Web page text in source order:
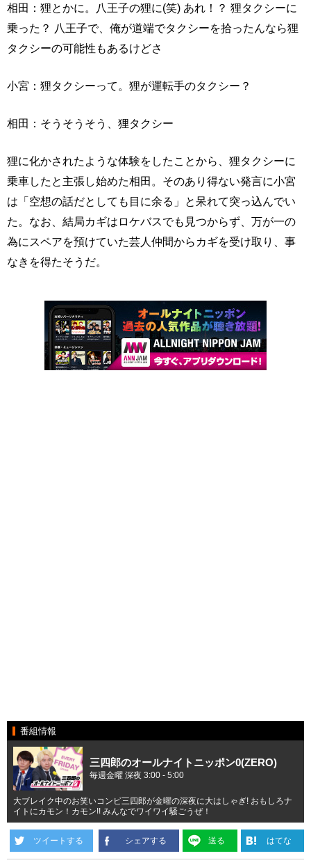
相田：狸とかに。八王子の狸に(笑) あれ！？ 狸タクシーに
乗った？ 八王子で、俺が道端でタクシーを拾ったんなら狸
タクシーの可能性もあるけどさ
小宮：狸タクシーって。狸が運転手のタクシー？
相田：そうそうそう、狸タクシー
狸に化かされたような体験をしたことから、狸タクシーに
乗車したと主張し始めた相田。そのあり得ない発言に小宮
は「空想の話だとしても目に余る」と呆れて突っ込んでい
た。なお、結局カギはロケバスでも見つからず、万が一の
為にスペアを預けていた芸人仲間からカギを受け取り、事
なきを得たそうだ。
番組情報
三四郎のオールナイトニッポン0(ZERO)
毎週金曜 深夜 3:00 - 5:00
大ブレイク中のお笑いコンビ三四郎が金曜の深夜に大はしゃぎ! おもしろナ
イトにカモン！カモン!! みんなでワイワイ騒ごうぜ！
ツイートする シェアする 送る はてな